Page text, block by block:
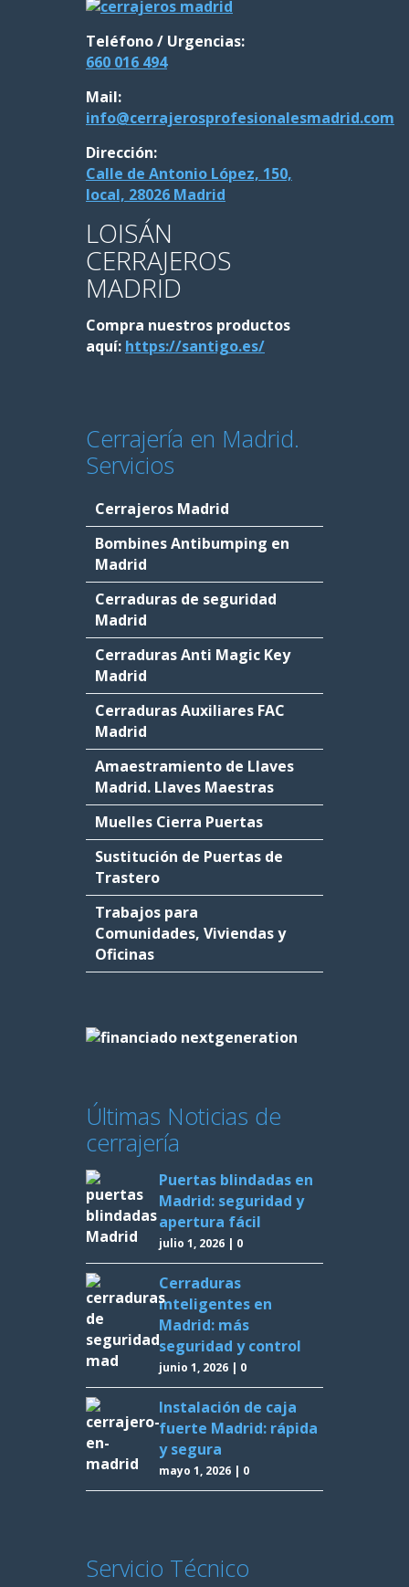
Teléfono / Urgencias:
660 016 494
Mail:
info@cerrajerosprofesionalesmadrid.com
Dirección:
Calle de Antonio López, 150,
local, 28026 Madrid
LOISÁN
CERRAJEROS
MADRID
Compra nuestros productos
aquí: https://santigo.es/
Cerrajería en Madrid.
Servicios
Cerrajeros Madrid
Bombines Antibumping en
Madrid
Cerraduras de seguridad
Madrid
Cerraduras Anti Magic Key
Madrid
Cerraduras Auxiliares FAC
Madrid
Amaestramiento de Llaves
Madrid. Llaves Maestras
Muelles Cierra Puertas
Sustitución de Puertas de
Trastero
Trabajos para
Comunidades, Viviendas y
Oficinas
Últimas Noticias de
cerrajería
Puertas blindadas en
Madrid: seguridad y
apertura fácil
julio 1, 2026 | 0
Cerraduras
inteligentes en
Madrid: más
seguridad y control
junio 1, 2026 | 0
Instalación de caja
fuerte Madrid: rápida
y segura
mayo 1, 2026 | 0
Servicio Técnico